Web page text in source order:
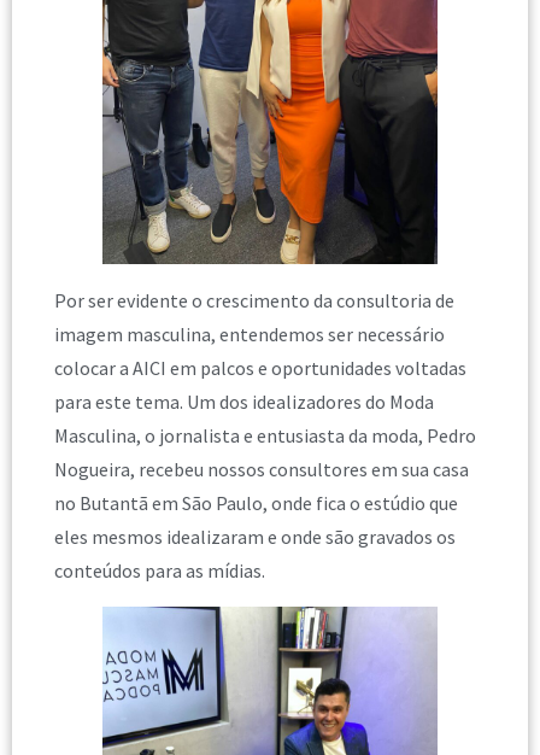
Por ser evidente o crescimento da consultoria de
imagem masculina, entendemos ser necessário
colocar a AICI em palcos e oportunidades voltadas
para este tema. Um dos idealizadores do Moda
Masculina, o jornalista e entusiasta da moda, Pedro
Nogueira, recebeu nossos consultores em sua casa
no Butantã em São Paulo, onde fica o estúdio que
eles mesmos idealizaram e onde são gravados os
conteúdos para as mídias.